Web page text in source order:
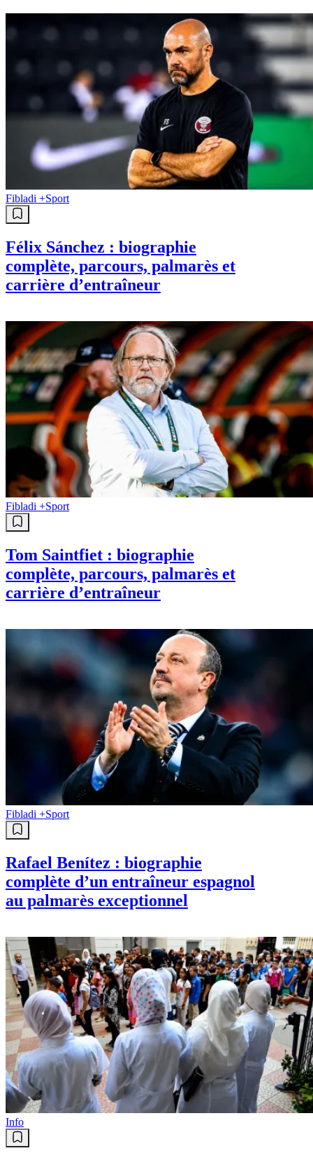
Fibladi +Sport
Félix Sánchez : biographie
complète, parcours, palmarès et
carrière d’entraîneur
Fibladi +Sport
Tom Saintfiet : biographie
complète, parcours, palmarès et
carrière d’entraîneur
Fibladi +Sport
Rafael Benítez : biographie
complète d’un entraîneur espagnol
au palmarès exceptionnel
Info